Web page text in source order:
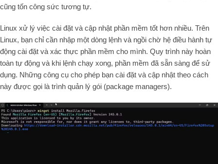
cũng tốn công sức tương tự.
Linux xử lý việc cài đặt và cập nhật phần mềm tốt hơn nhiều. Trên
Linux, bạn chỉ cần nhập một dòng lệnh và ngồi chờ hệ điều hành tự
động cài đặt và xác thực phần mềm cho mình. Quy trình này hoàn
toàn tự động và khi lệnh chạy xong, phần mềm đã sẵn sàng để sử
dụng. Những công cụ cho phép bạn cài đặt và cập nhật theo cách
này được gọi là trình quản lý gói (package managers).